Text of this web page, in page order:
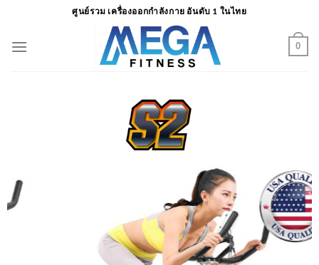
ศูนย์รวม เครื่องออกกำลังกาย อันดับ 1 ในไทย
0